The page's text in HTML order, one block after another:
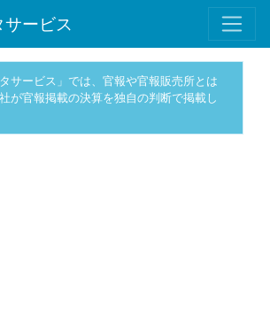
ービス
サービス」では、官報や官報販売所とは
が官報掲載の決算を独自の判断で掲載し